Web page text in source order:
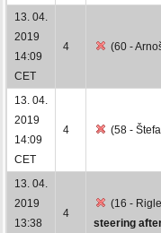
13. 04.
2019
14:09
CET
4 (60 -
13. 04.
2019
14:09
CET
4 (58 -
13. 04.
2019
13:38
4
(16 -
steering